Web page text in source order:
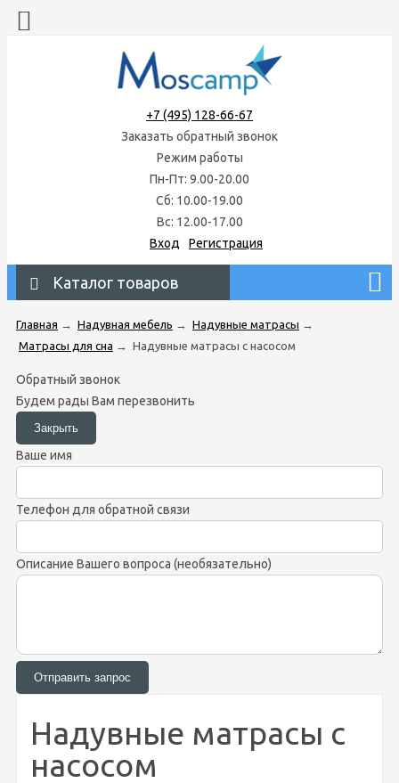
+7 (495) 128-66-67
Заказать обратный звонок
Режим работы
Пн-Пт: 9.00-20.00
Сб: 10.00-19.00
Вс: 12.00-17.00
Вход
Регистрация
Каталог товаров
Главная → Надувная мебель → Надувные матрасы →
Матрасы для сна → Надувные матрасы с насосом
Обратный звонок
Будем рады Вам перезвонить
Ваше имя
Телефон для обратной связи
Описание Вашего вопроса (необязательно)
Надувные матрасы с
насосом